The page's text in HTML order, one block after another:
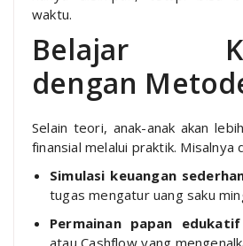
waktu.
Belajar
dengan
Selain teori, anak-anak akan
finansial melalui praktik. Misalnya
Simulasi keuangan
tugas mengatur uang saku
Permainan papan edukatif